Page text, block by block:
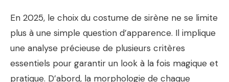
En 2025, le choix du costume de sirène ne se limite
plus à une simple question d’apparence. Il implique
une analyse précieuse de plusieurs critères
essentiels pour garantir un look à la fois magique et
pratique. D’abord, la morphologie de chaque